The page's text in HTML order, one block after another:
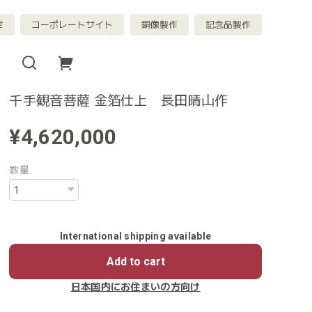
コーポレートサイト 銅像製作 記念品製作
千手観音菩薩 金箔仕上 長田晴山作
¥4,620,000
数量
International shipping available
Add to cart
日本国内にお住まいの方向け